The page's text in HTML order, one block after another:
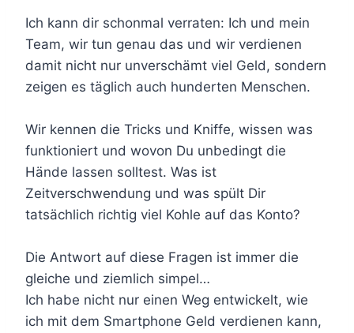
Ich kann dir schonmal verraten: Ich und mein
Team, wir tun genau das und wir verdienen
damit nicht nur unverschämt viel Geld, sondern
zeigen es täglich auch hunderten Menschen.
Wir kennen die Tricks und Kniffe, wissen was
funktioniert und wovon Du unbedingt die
Hände lassen solltest. Was ist
Zeitverschwendung und was spült Dir
tatsächlich richtig viel Kohle auf das Konto?
Die Antwort auf diese Fragen ist immer die
gleiche und ziemlich simpel…
Ich habe nicht nur einen Weg entwickelt, wie
ich mit dem Smartphone Geld verdienen kann,